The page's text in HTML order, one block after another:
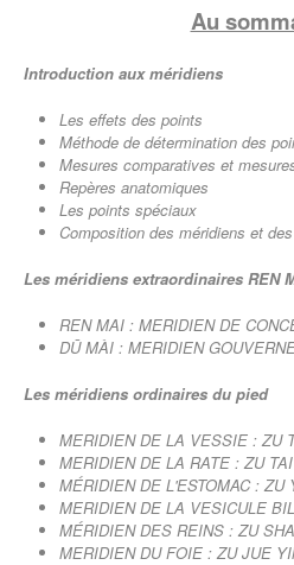
Au
Introduction aux méridiens
Les effets des points
Méthode de détermination des
Mesures comparatives et
Repères anatomiques
Les points spéciaux
Composition des méridiens et
Les méridiens extraordinaires REN
REN MAI : MERIDIEN DE
DŪ MÀI : MERIDIEN
Les méridiens ordinaires du pied
MERIDIEN DE LA VESSIE : ZU
MERIDIEN DE LA RATE : ZU
MÉRIDIEN DE L'ESTOMAC : ZU
MERIDIEN DE LA VESICULE
MÉRIDIEN DES REINS : ZU
MERIDIEN DU FOIE : ZU JUE